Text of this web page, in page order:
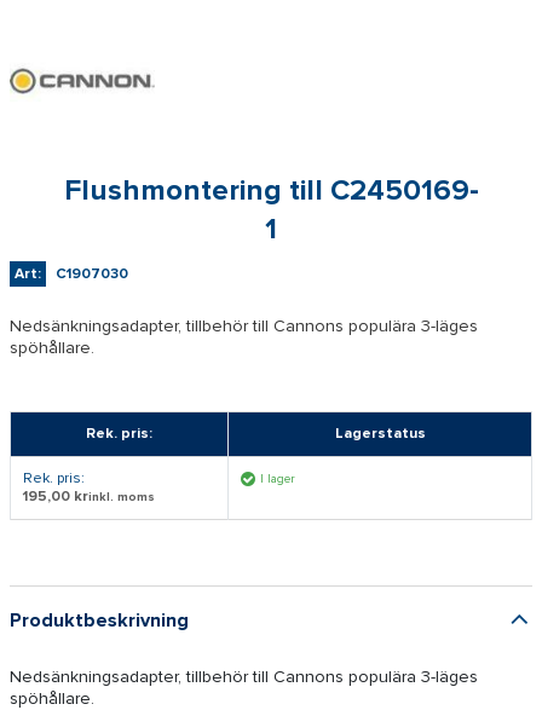
Flushmontering till C2450169-
1
Art: C1907030
Nedsänkningsadapter, tillbehör till Cannons populära 3-läges
spöhållare.
Rek. pris: Lagerstatus
Rek. pris:
195,00 krinkl. moms
I lager
Produktbeskrivning
Nedsänkningsadapter, tillbehör till Cannons populära 3-läges
spöhållare.